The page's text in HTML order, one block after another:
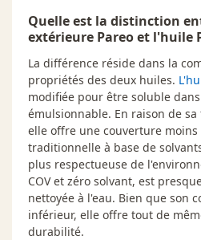
3,78 L · 15 - Chêne Foncé
3,78 L ·17 - Vieux Pin
3,78 L ·19 - Blanc
3,78 L ·20 - Cappuccino
3,78 L ·21 - Gris
3,78 L · 22 - Naturel
3,78 L ·23 - Teck
Entretien
Nettoyer
Quand le
légèrement
ans),
grain 80 et
de Pareo
la couleur
Quelle est la distinction
extérieure Pareo et l'huile
La différence réside dans la
propriétés des deux huiles.
modifiée pour être soluble
émulsionnable. En raison de
elle offre une couverture
traditionnelle à base de
plus respectueuse de
COV et zéro solvant, est
nettoyée à l'eau. Bien que son
inférieur, elle offre tout de
durabilité.